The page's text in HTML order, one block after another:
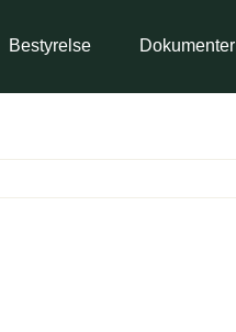
Bestyrelse Dokumenter